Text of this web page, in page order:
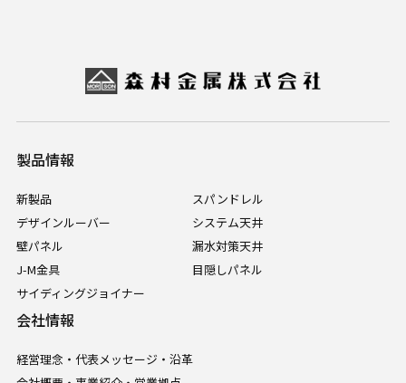
製品情報
新製品
スパンドレル
デザインルーバー
システム天井
壁パネル
漏水対策天井
J-M金具
目隠しパネル
サイディングジョイナー
会社情報
経営理念・代表メッセージ・沿革